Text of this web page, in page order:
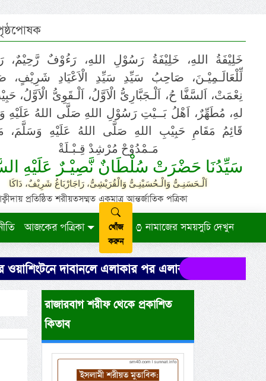
خَلِيْفَةُ اللهِ، خَلِيْفَةُ رَسُوْلِ اللهِ، رَءُوْفٌ رَّحِيْمٌ،
لِّلْعَالَـمِيْـنَ، صَاحِبُ سَيِّدِ سَيِّدِ الْاَعْيَادِ شَرِيْفٍ،
نِعْمَتْ، اَلسَّفَّا حُ، اَلْـجَبَّارِىُّ الْاَوَّلُ، اَلْـقَوِىُّ الْاَوَّلُ،
لهِ، مُطَهِّرٌ، اَهْلُ بَــيْتِ رَسُوْلِ اللهِ صَلَّى اللهُ عَلَيْهِ
قَائِمُ مَقَامِ حَبِيْبِ اللهِ صَلَّى اللهُ عَلَيْهِ وَسَلَّمَ،
مَـمْدُوْحْ مُرْشِدْ قِـبْـلَةْ
سَيِّدُنَا حَضْرَتْ سُلْطَانٌ نَّصِيْـرٌ عَلَيْهِ
اَلْـحَسَنِـىُّ وَالْـحُسَيْنِـىُّ وَالْقُرَيْشِىُّ، رَاجَارْبَاغُ شَرِيْفٌ، دَاكَا
প্রতিষ্ঠিত শরীয়তসম্মত একমাত্র আন্তর্জাতিক পত্রিকা
আজকের পত্রিকা
খোঁজ
করুন
নামাজের সময়সুচি দেখুন
দাবানলে এলাকার পর এলাকা বাড়ি-গাড়িসহ এভাবেই
রাজারবাগ শরীফ থেকে প্রকাশিত
কিতাব